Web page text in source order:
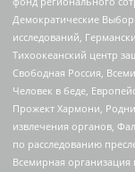
Демократические
исследований,
Тихоокеанский центр
Свободная Россия,
Человек в беде,
Прожект Хармони,
извлечения органов,
по расследованию
Всемирная